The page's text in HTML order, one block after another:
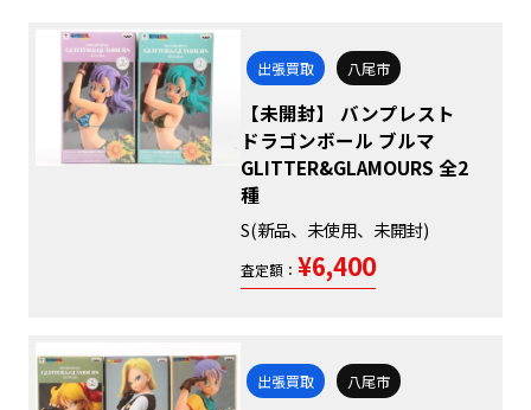
出張買取 八尾市
【未開封】 バンプレスト
ドラゴンボール ブルマ
GLITTER&GLAMOURS 全2
種
S(新品、未使用、未開封)
査定額： ¥6,400
出張買取 八尾市